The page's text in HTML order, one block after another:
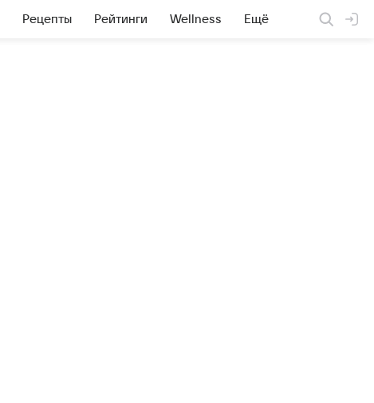
Рецепты Рейтинги Wellness Ещё